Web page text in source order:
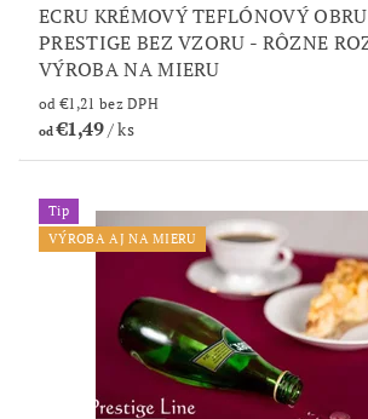
ECRU KRÉMOVÝ TEFLÓNOVÝ
PRESTIGE BEZ VZORU - RÔZNE
VÝROBA NA MIERU
od €1,21 bez DPH
od€1,49/ ks
Tip
VÝROBA AJ NA MIERU